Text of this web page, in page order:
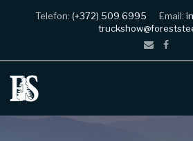
Telefon: (+372) 509 6995 Email: